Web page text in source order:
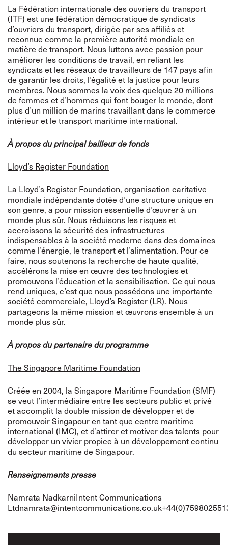
La Fédération internationale des ouvriers du transport
(ITF) est une fédération démocratique de syndicats
d’ouvriers du transport, dirigée par ses affiliés et
reconnue comme la première autorité mondiale en
matière de transport. Nous luttons avec passion pour
améliorer les conditions de travail, en reliant les
syndicats et les réseaux de travailleurs de 147 pays afin
de garantir les droits, l’égalité et la justice pour leurs
membres. Nous sommes la voix des quelque 20 millions
de femmes et d’hommes qui font bouger le monde, dont
plus d’un million de marins travaillant dans le commerce
intérieur et le transport maritime international.
À propos du principal bailleur de fonds
Lloyd’s Register Foundation
La Lloyd’s Register Foundation, organisation caritative
mondiale indépendante dotée d’une structure unique en
son genre, a pour mission essentielle d’œuvrer à un
monde plus sûr. Nous réduisons les risques et
accroissons la sécurité des infrastructures
indispensables à la société moderne dans des domaines
comme l’énergie, le transport et l’alimentation. Pour ce
faire, nous soutenons la recherche de haute qualité,
accélérons la mise en œuvre des technologies et
promouvons l’éducation et la sensibilisation. Ce qui nous
rend uniques, c’est que nous possédons une importante
société commerciale, Lloyd’s Register (LR). Nous
partageons la même mission et œuvrons ensemble à un
monde plus sûr.
À propos du partenaire du programme
The Singapore Maritime Foundation
Créée en 2004, la Singapore Maritime Foundation (SMF)
se veut l’intermédiaire entre les secteurs public et privé
et accomplit la double mission de développer et de
promouvoir Singapour en tant que centre maritime
international (IMC), et d’attirer et motiver des talents pour
développer un vivier propice à un développement continu
du secteur maritime de Singapour.
Renseignements presse
Namrata NadkarniIntent Communications